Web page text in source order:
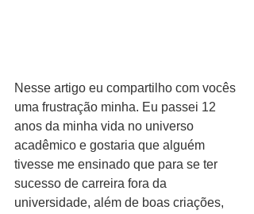
Nesse artigo eu compartilho com vocês
uma frustração minha. Eu passei 12
anos da minha vida no universo
acadêmico e gostaria que alguém
tivesse me ensinado que para se ter
sucesso de carreira fora da
universidade, além de boas criações,